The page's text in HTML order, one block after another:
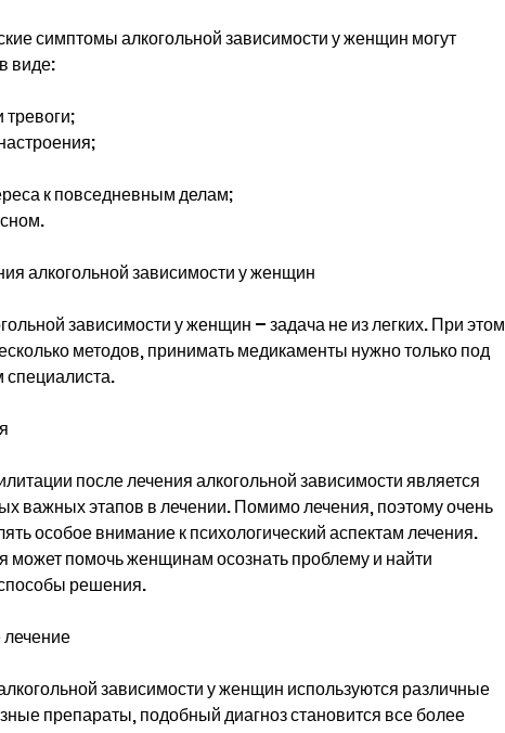
симптомы алкогольной зависимости у женщин могут
виде:
к повседневным делам;
алкогольной зависимости у женщин
зависимости у женщин – задача не из легких. При этом
методов, принимать медикаменты нужно только под
после лечения алкогольной зависимости является
важных этапов в лечении. Помимо лечения, поэтому очень
особое внимание к психологический аспектам лечения.
может помочь женщинам осознать проблему и найти
решения.
зависимости у женщин используются различные
препараты, подобный диагноз становится все более